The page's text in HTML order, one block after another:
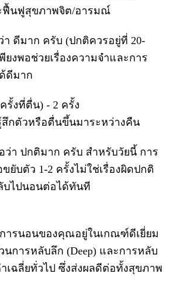
ฟื้นฟูสุขภาพจิต/อารมณ์
ดีมาก ครับ (ปกติควรอยู่ที่ 20-
ยงพอช่วยเรื่องความจำและการ
ดีมาก
รั้งที่ตื่น) - 2 ครั้ง
กตัวหรือตื่นขึ้นมาระหว่างคืน
า ปกติมาก ครับ สำหรับวัยนี้ การ
ยับตัว 1-2 ครั้งไม่ใช่เรื่องผิดปกติ
บไปนอนต่อได้ทันที
ารนอนของคุณอยู่ในเกณฑ์ดีเยี่ยม
นการหลับลึก (Deep) และการหลับ
เฉลี่ยทั่วไป ซึ่งส่งผลดีต่อทั้งสุขภาพ